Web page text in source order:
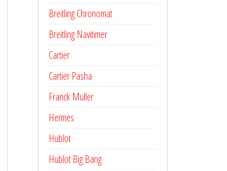
Breitling Chronomat
Breitling Navitimer
Cartier
Cartier Pasha
Franck Muller
Hermes
Hublot
Hublot Big Bang